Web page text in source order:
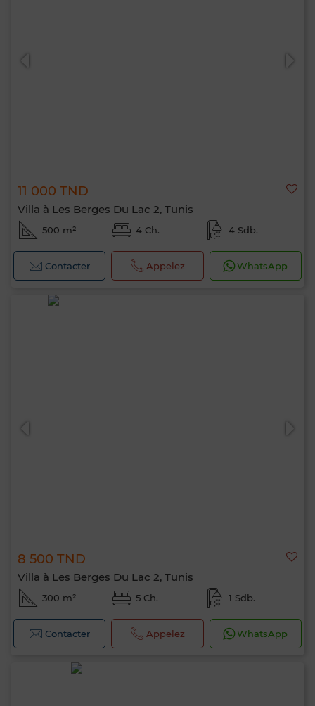
11 000 TND
Villa à Les Berges Du Lac 2, Tunis
500 m² 4 Ch. 4 Sdb.
Contacter Appelez WhatsApp
8 500 TND
Villa à Les Berges Du Lac 2, Tunis
300 m² 5 Ch. 1 Sdb.
Contacter Appelez WhatsApp